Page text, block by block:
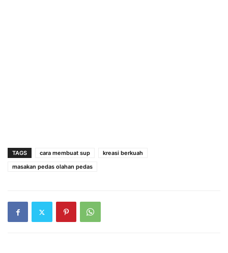
TAGS cara membuat sup
kreasi berkuah
masakan pedas olahan pedas